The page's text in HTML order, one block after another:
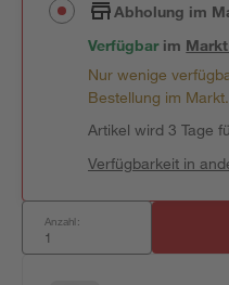
Abholung im
Verfügbar im
Nur wenige
Bestellung im Markt.
Artikel wird 3 Tage
Verfügbarkeit in
Anzahl: